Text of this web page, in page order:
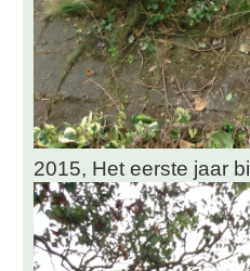
2015, Het eerste jaar